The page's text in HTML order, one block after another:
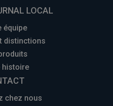
LOCAL
équipe
distinctions
histoire
chez nous